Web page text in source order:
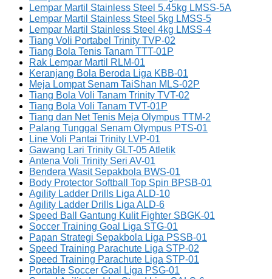
Lempar Martil Stainless Steel 5.45kg LMSS-5A
Lempar Martil Stainless Steel 5kg LMSS-5
Lempar Martil Stainless Steel 4kg LMSS-4
Tiang Voli Portabel Trinity TVP-02
Tiang Bola Tenis Tanam TTT-01P
Rak Lempar Martil RLM-01
Keranjang Bola Beroda Liga KBB-01
Meja Lompat Senam TaiShan MLS-02P
Tiang Bola Voli Tanam Trinity TVT-02
Tiang Bola Voli Tanam TVT-01P
Tiang dan Net Tenis Meja Olympus TTM-2
Palang Tunggal Senam Olympus PTS-01
Line Voli Pantai Trinity LVP-01
Gawang Lari Trinity GLT-05 Atletik
Antena Voli Trinity Seri AV-01
Bendera Wasit Sepakbola BWS-01
Body Protector Softball Top Spin BPSB-01
Agility Ladder Drills Liga ALD-10
Agility Ladder Drills Liga ALD-6
Speed Ball Gantung Kulit Fighter SBGK-01
Soccer Training Goal Liga STG-01
Papan Strategi Sepakbola Liga PSSB-01
Speed Training Parachute Liga STP-02
Speed Training Parachute Liga STP-01
Portable Soccer Goal Liga PSG-01